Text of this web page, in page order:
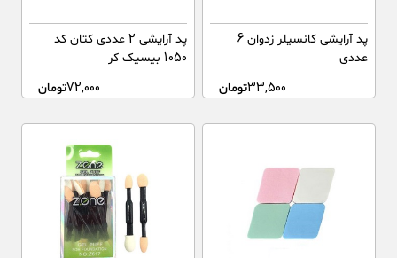
پد آرایشی کانسیلر زدوان 6
عددی
33,500تومان
پد آرایشی 2 عددی کتان کد
1050 بیسیک کر
72,000تومان